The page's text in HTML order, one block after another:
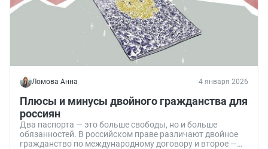
Ломова Анна 4 января 2026
Плюсы и минусы двойного гражданства для
россиян
Два паспорта — это больше свободы, но и больше
обязанностей. В российском праве различают двойное
гражданство по международному договору и второе —